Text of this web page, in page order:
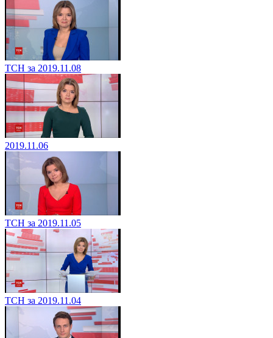
ТСН за 2019.11.08
2019.11.06
ТСН за 2019.11.05
ТСН за 2019.11.04